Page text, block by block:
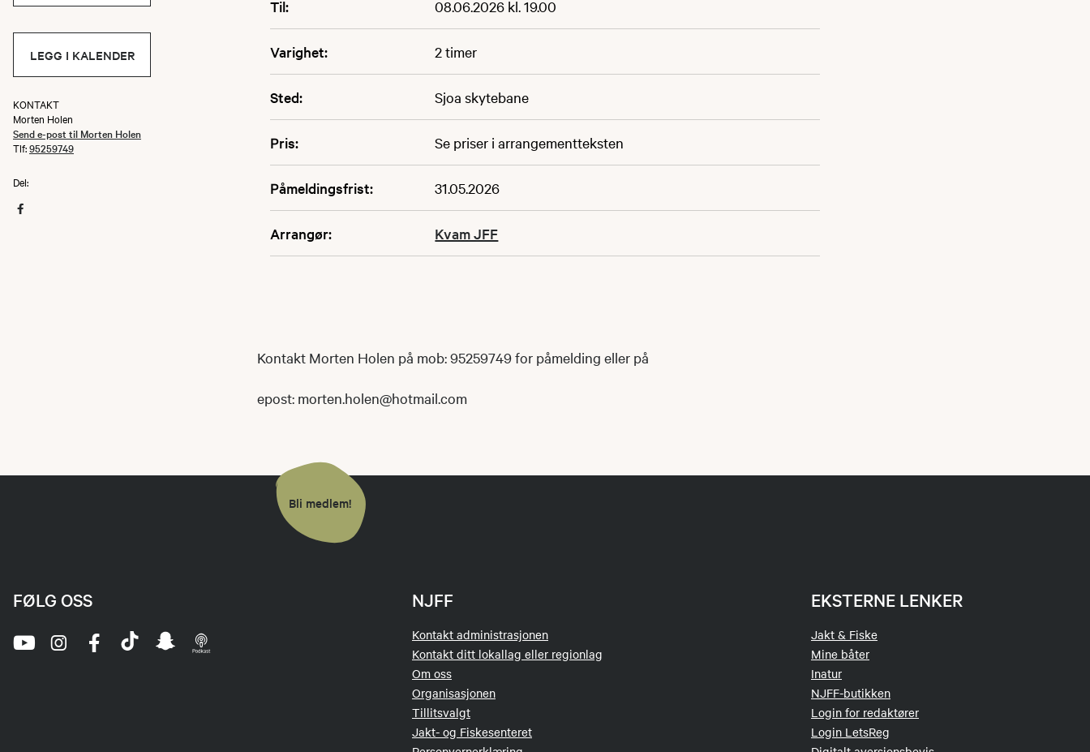
Til: 08.06.2026 kl. 19.00
Varighet: 2 timer
Sted: Sjoa skytebane
Pris: Se priser i arrangementteksten
Påmeldingsfrist: 31.05.2026
Arrangør: Kvam JFF
LEGG I KALENDER
KONTAKT
Morten Holen
Send e-post til Morten Holen
Tlf:95259749
Del:
Kontakt Morten Holen på mob: 95259749 for påmelding eller på
epost: morten.holen@hotmail.com
Bli medlem!
NJFF
Kontakt administrasjonen
Kontakt ditt lokallag eller regionlag
Om oss
Organisasjonen
Tillitsvalgt
Jakt- og Fiskesenteret
EKSTERNE LENKER
Jakt & Fiske
Mine båter
Inatur
NJFF-butikken
Login for redaktører
Login LetsReg
FØLG OSS